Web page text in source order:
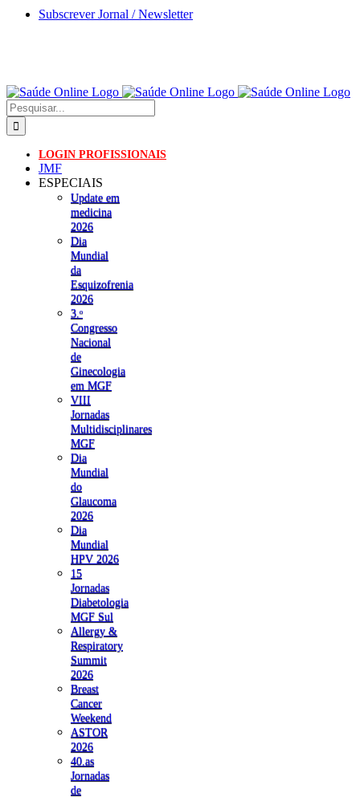
Skip
Subscrever Jornal / Newsletter
Pesquisar
LOGIN PROFISSIONAIS
JMF
ESPECIAIS
Update em
medicina
2026
Dia
Mundial
da
Esquizofrenia
2026
3.ᵒ
Congresso
Nacional
de
Ginecologia
em MGF
VIII
Jornadas
Multidisciplinares
MGF
Dia
Mundial
do
Glaucoma
2026
Dia
Mundial
HPV 2026
15
Jornadas
Diabetologia
MGF Sul
Allergy &
Respiratory
Summit
2026
Breast
Cancer
Weekend
ASTOR
2026
40.as
Jornadas
de